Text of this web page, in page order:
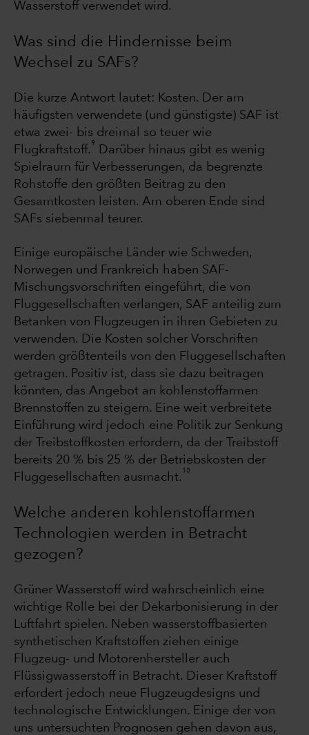
Wasserstoff verwendet wird.
Was sind die Hindernisse beim
Wechsel zu SAFs?
Die kurze Antwort lautet: Kosten. Der am
häufigsten verwendete (und günstigste) SAF ist
etwa zwei- bis dreimal so teuer wie
Flugkraftstoff.
9
Darüber hinaus gibt es wenig
Spielraum für Verbesserungen, da begrenzte
Rohstoffe den größten Beitrag zu den
Gesamtkosten leisten. Am oberen Ende sind
SAFs siebenmal teurer.
Einige europäische Länder wie Schweden,
Norwegen und Frankreich haben SAF-
Mischungsvorschriften eingeführt, die von
Fluggesellschaften verlangen, SAF anteilig zum
Betanken von Flugzeugen in ihren Gebieten zu
verwenden. Die Kosten solcher Vorschriften
werden größtenteils von den Fluggesellschaften
getragen. Positiv ist, dass sie dazu beitragen
könnten, das Angebot an kohlenstoffarmen
Brennstoffen zu steigern. Eine weit verbreitete
Einführung wird jedoch eine Politik zur Senkung
der Treibstoffkosten erfordern, da der Treibstoff
bereits 20 % bis 25 % der Betriebskosten der
Fluggesellschaften ausmacht.
10
Welche anderen kohlenstoffarmen
Technologien werden in Betracht
gezogen?
Grüner Wasserstoff wird wahrscheinlich eine
wichtige Rolle bei der Dekarbonisierung in der
Luftfahrt spielen. Neben wasserstoffbasierten
synthetischen Kraftstoffen ziehen einige
Flugzeug- und Motorenhersteller auch
Flüssigwasserstoff in Betracht. Dieser Kraftstoff
erfordert jedoch neue Flugzeugdesigns und
technologische Entwicklungen. Einige der von
uns untersuchten Prognosen gehen davon aus,